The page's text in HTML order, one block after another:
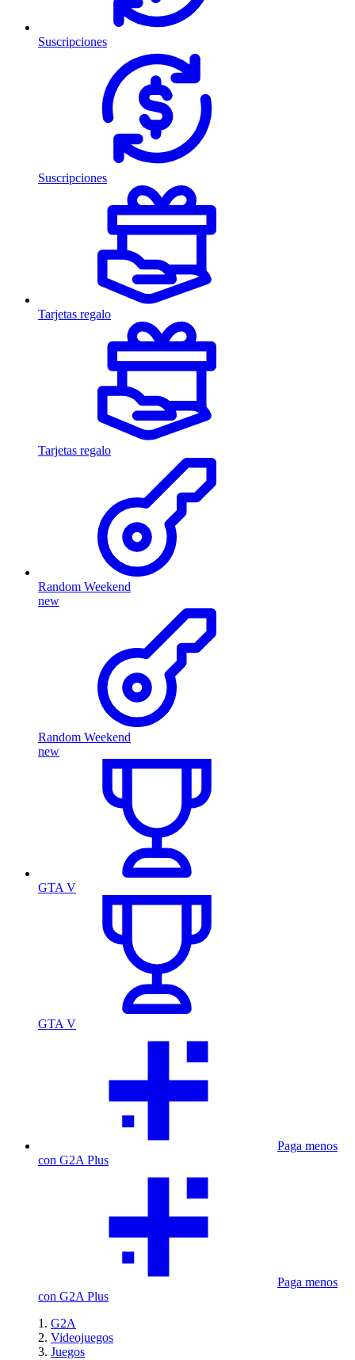
Suscripciones
Suscripciones
Tarjetas regalo
Tarjetas regalo
Random Weekend
new
Random Weekend
new
GTA V
GTA V
Paga menos
con G2A Plus
Paga menos
con G2A Plus
G2A
Videojuegos
Juegos